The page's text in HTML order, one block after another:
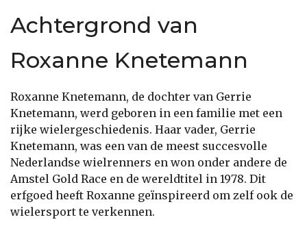
Achtergrond van
Roxanne Knetemann
Roxanne Knetemann, de dochter van Gerrie
Knetemann, werd geboren in een familie met een
rijke wielergeschiedenis. Haar vader, Gerrie
Knetemann, was een van de meest succesvolle
Nederlandse wielrenners en won onder andere de
Amstel Gold Race en de wereldtitel in 1978. Dit
erfgoed heeft Roxanne geïnspireerd om zelf ook de
wielersport te verkennen.